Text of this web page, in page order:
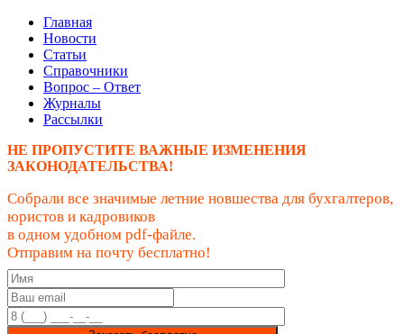
Главная
Новости
Статьи
Справочники
Вопрос – Ответ
Журналы
Рассылки
НЕ ПРОПУСТИТЕ ВАЖНЫЕ ИЗМЕНЕНИЯ
ЗАКОНОДАТЕЛЬСТВА!
Собрали все значимые летние новшества для бухгалтеров,
юристов и кадровиков
в одном удобном pdf-файле.
Отправим на почту бесплатно!